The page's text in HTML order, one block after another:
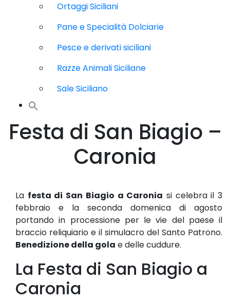
Ortaggi Siciliani
Pane e Specialità Dolciarie
Pesce e derivati siciliani
Razze Animali Siciliane
Sale Siciliano
Festa di San Biagio –
Caronia
La festa di San Biagio a Caronia si celebra il 3
febbraio e la seconda domenica di agosto
portando in processione per le vie del paese il
braccio reliquiario e il simulacro del Santo Patrono.
Benedizione della gola e delle cuddure.
La Festa di San Biagio a
Caronia